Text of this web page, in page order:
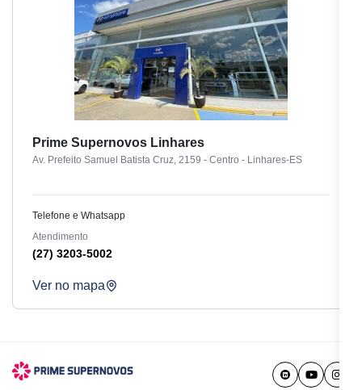
Prime Supernovos Linhares
Av. Prefeito Samuel Batista Cruz, 2159 - Centro - Linhares-ES
Telefone e Whatsapp
Atendimento
(27) 3203-5002
Ver no mapa